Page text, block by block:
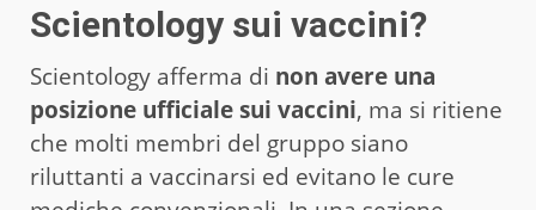
Scientology sui vaccini?
Scientology afferma di non avere una
posizione ufficiale sui vaccini, ma si ritiene
che molti membri del gruppo siano
riluttanti a vaccinarsi ed evitano le cure